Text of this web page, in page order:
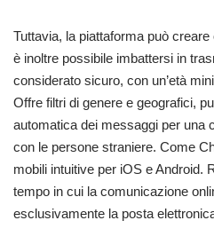
Tuttavia, la piattaforma può
è inoltre possibile imbattersi in
considerato sicuro, con un’età
Offre filtri di genere e geografici,
automatica dei messaggi per una
con le persone straniere. Come
mobili intuitive per iOS e Android.
tempo in cui la comunicazione
esclusivamente la posta